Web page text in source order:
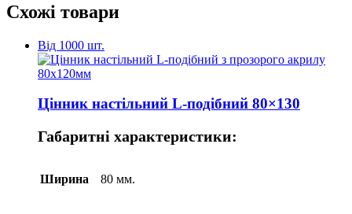
Схожі товари
Від 1000 шт.
Цінник настільний L-подібний 80×130
Габаритні характеристики:
Ширина 80 мм.